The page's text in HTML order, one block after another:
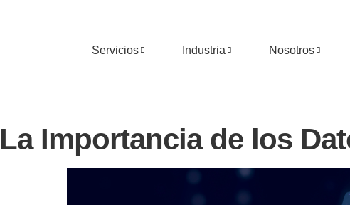
Servicios Industria Nosotros
La Importancia de los